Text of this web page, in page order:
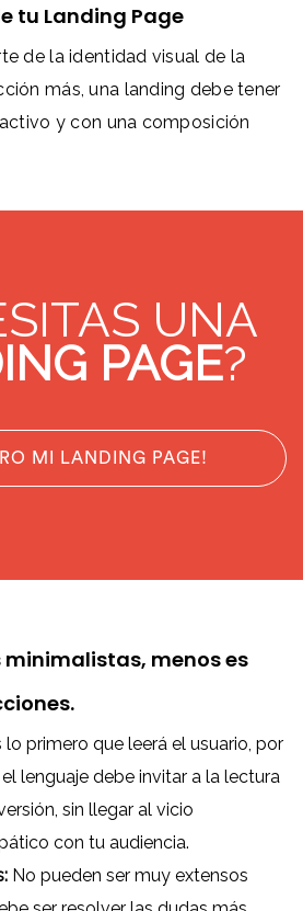
tu Landing Page
de la identidad visual de la
más, una landing debe tener
y con una composición
UNA
PAGE?
MI LANDING PAGE!
minimalistas, menos es
lo primero que leerá el usuario, por
lenguaje debe invitar a la lectura
sin llegar al vicio
con tu audiencia.
No pueden ser muy extensos